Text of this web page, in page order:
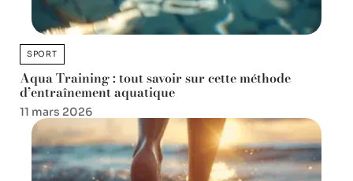
SPORT
Aqua Training : tout savoir sur cette méthode
d’entraînement aquatique
11 mars 2026